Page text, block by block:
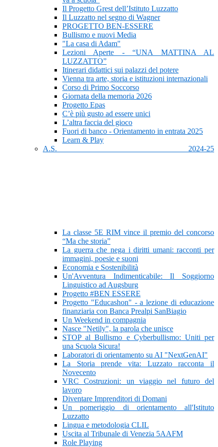
Il Progetto Grest dell’Istituto Luzzatto
Il Luzzatto nel segno di Wagner
PROGETTO BEN-ESSERE
Bullismo e nuovi Media
"La casa di Adam"
Lezioni Aperte - “UNA MATTINA AL
LUZZATTO”
Itinerari didattici sui palazzi del potere
Vienna tra arte, storia e istituzioni internazionali
Corso di Primo Soccorso
Giornata della memoria 2026
Progetto Epas
C’è più gusto ad essere unici
L’altra faccia del gioco
Fuori di banco - Orientamento in entrata 2025
Learn & Play
A.S. 2024-25
La classe 5E RIM vince il premio del concorso
“Ma che storia”
La guerra che nega i diritti umani: racconti per
immagini, poesie e suoni
Economia e Sostenibilità
Un'Avventura Indimenticabile: Il Soggiorno
Linguistico ad Augsburg
Progetto #BEN ESSERE
Progetto "Educashon" - a lezione di educazione
finanziaria con Banca Prealpi SanBiagio
Un Weekend in compagnia
Nasce "Netily", la parola che unisce
STOP al Bullismo e Cyberbullismo: Uniti per
una Scuola Sicura!
Laboratori di orientamento su AI "NextGenAI"
La Storia prende vita: Luzzato racconta il
Novecento
VRC Costruzioni: un viaggio nel futuro del
lavoro
Diventare Imprenditori di Domani
Un pomeriggio di orientamento all'Istituto
Luzzatto
Lingua e metodologia CLIL
Uscita al Tribunale di Venezia 5AAFM
Role Playing